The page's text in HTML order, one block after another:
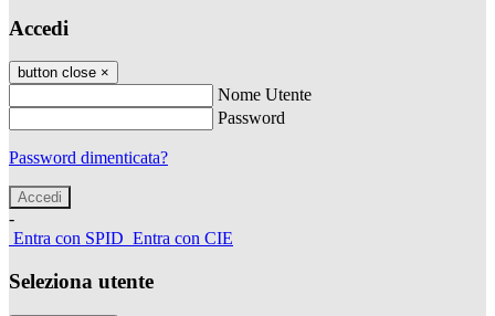
Accedi
button close ×
Nome Utente
Password
Password dimenticata?
-
Entra con SPID Entra con CIE
Seleziona utente